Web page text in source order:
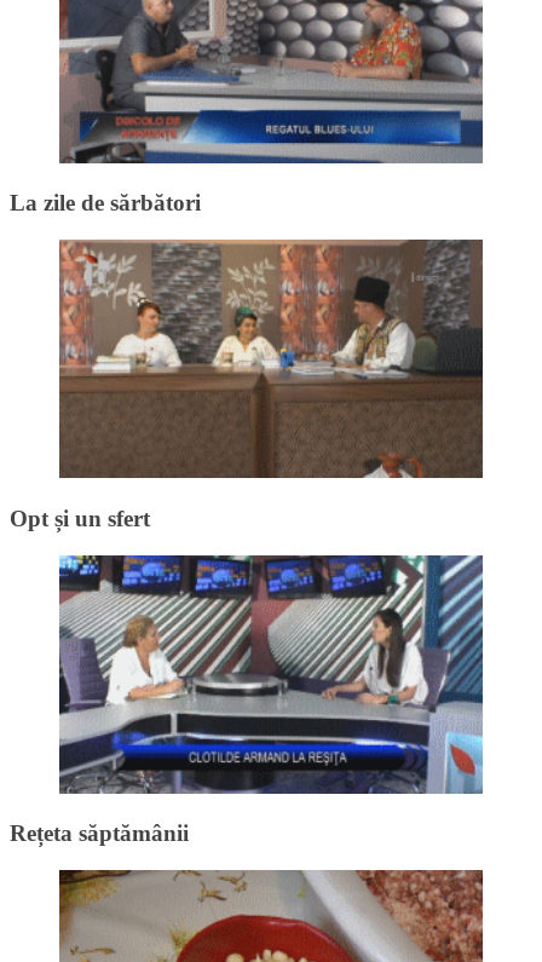
La zile de sărbători
Opt și un sfert
Rețeta săptămânii